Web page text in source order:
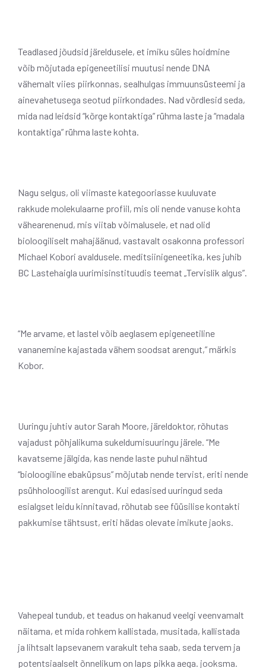
Teadlased jõudsid järeldusele, et imiku süles hoidmine
võib mõjutada epigeneetilisi muutusi nende DNA
vähemalt viies piirkonnas, sealhulgas immuunsüsteemi ja
ainevahetusega seotud piirkondades. Nad võrdlesid seda,
mida nad leidsid “kõrge kontaktiga” rühma laste ja “madala
kontaktiga” rühma laste kohta.
Nagu selgus, oli viimaste kategooriasse kuuluvate
rakkude molekulaarne profiil, mis oli nende vanuse kohta
vähearenenud, mis viitab võimalusele, et nad olid
bioloogiliselt mahajäänud, vastavalt osakonna professori
Michael Kobori avaldusele. meditsiinigeneetika, kes juhib
BC Lastehaigla uurimisinstituudis teemat „Tervislik algus”.
“Me arvame, et lastel võib aeglasem epigeneetiline
vananemine kajastada vähem soodsat arengut,” märkis
Kobor.
Uuringu juhtiv autor Sarah Moore, järeldoktor, rõhutas
vajadust põhjalikuma sukeldumisuuringu järele. “Me
kavatseme jälgida, kas nende laste puhul nähtud
“bioloogiline ebaküpsus” mõjutab nende tervist, eriti nende
psühholoogilist arengut. Kui edasised uuringud seda
esialgset leidu kinnitavad, rõhutab see füüsilise kontakti
pakkumise tähtsust, eriti hädas olevate imikute jaoks.
Vahepeal tundub, et teadus on hakanud veelgi veenvamalt
näitama, et mida rohkem kallistada, musitada, kallistada
ja lihtsalt lapsevanem varakult teha saab, seda tervem ja
potentsiaalselt õnnelikum on laps pikka aega. jooksma.